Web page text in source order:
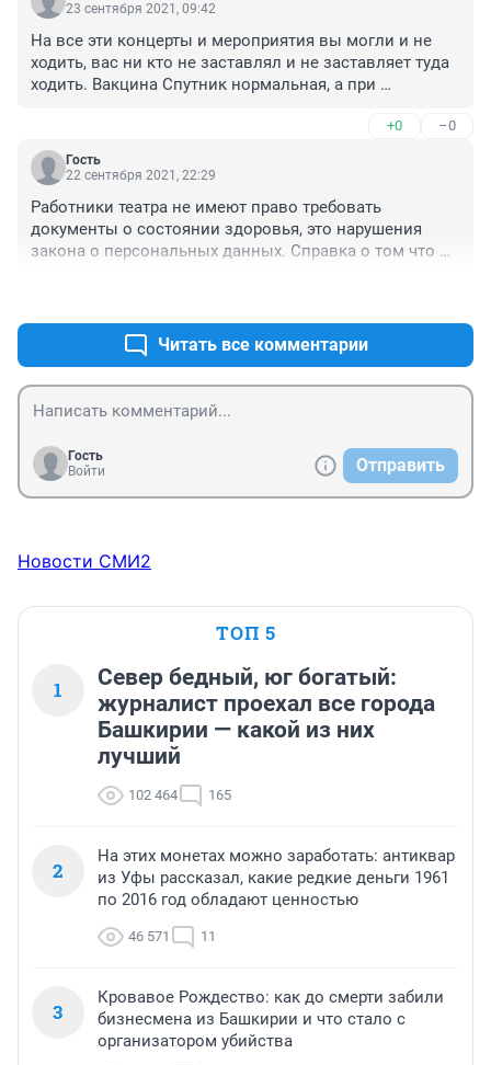
23 сентября 2021, 09:42
На все эти концерты и мероприятия вы могли и не
ходить, вас ни кто не заставлял и не заставляет туда
ходить. Вакцина Спутник нормальная, а при
показать, что вы здоровы и привиты и вы не болеете,
остальные ваши болезни им на фиг не нужны. Раз в
Уфе идет масочный режим, так будьте добры, ходить в
+0 –0
Гость
22 сентября 2021, 22:29
Работники театра не имеют право требовать
документы о состоянии здоровья, это нарушения
закона о персональных данных. Справка о том что
указанием диагноза🤬. Давайте лучше в ЗАГСе
введем обязательный бесплатный медосмотр на
предмет проверки на разные заболевания зпп.
Читать все комментарии
Гость
Войти
Отправить
Новости СМИ2
ТОП 5
1
Север бедный, юг богатый:
журналист проехал все города
Башкирии — какой из них
лучший
102 464 165
2
На этих монетах можно заработать: антиквар
из Уфы рассказал, какие редкие деньги 1961
по 2016 год обладают ценностью
46 571 11
3
Кровавое Рождество: как до смерти забили
бизнесмена из Башкирии и что стало с
организатором убийства